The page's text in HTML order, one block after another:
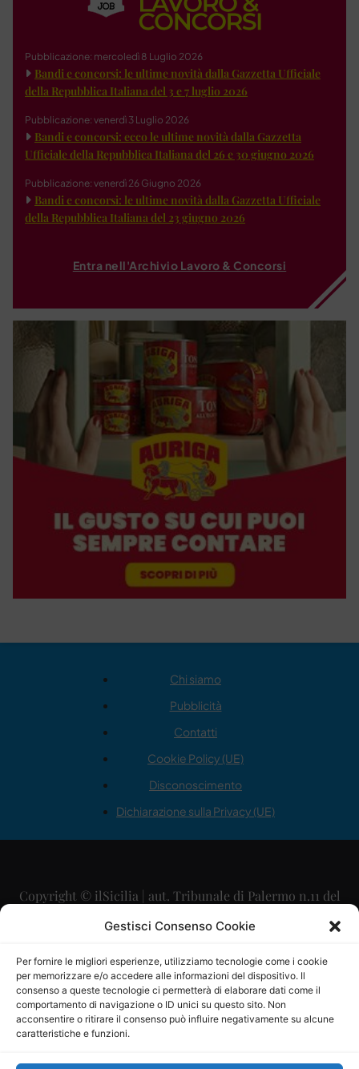
Gestisci Consenso Cookie
Per fornire le migliori esperienze, utilizziamo tecnologie come i cookie
per memorizzare e/o accedere alle informazioni del dispositivo. Il
consenso a queste tecnologie ci permetterà di elaborare dati come il
comportamento di navigazione o ID unici su questo sito. Non
acconsentire o ritirare il consenso può influire negativamente su alcune
caratteristiche e funzioni.
Pubblicazione: mercoledì 8 Luglio 2026
Bandi e concorsi: le ultime novità dalla Gazzetta Ufficiale
della Repubblica Italiana del 3 e 7 luglio 2026
Pubblicazione: venerdì 3 Luglio 2026
Bandi e concorsi: ecco le ultime novità dalla Gazzetta
Ufficiale della Repubblica Italiana del 26 e 30 giugno 2026
Pubblicazione: venerdì 26 Giugno 2026
Bandi e concorsi: le ultime novità dalla Gazzetta Ufficiale
della Repubblica Italiana del 23 giugno 2026
Entra nell'Archivio Lavoro & Concorsi
Chi siamo
Pubblicità
Contatti
Cookie Policy (UE)
Disconoscimento
Dichiarazione sulla Privacy (UE)
Copyright © ilSicilia | aut. Tribunale di Palermo n.11 del
29/09/2015
Direttore Editoriale: Maurizio Scaglione
Direttore Responsabile: Maria Calabrese